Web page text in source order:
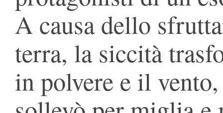
A causa dello
terra, la siccità
in polvere e il